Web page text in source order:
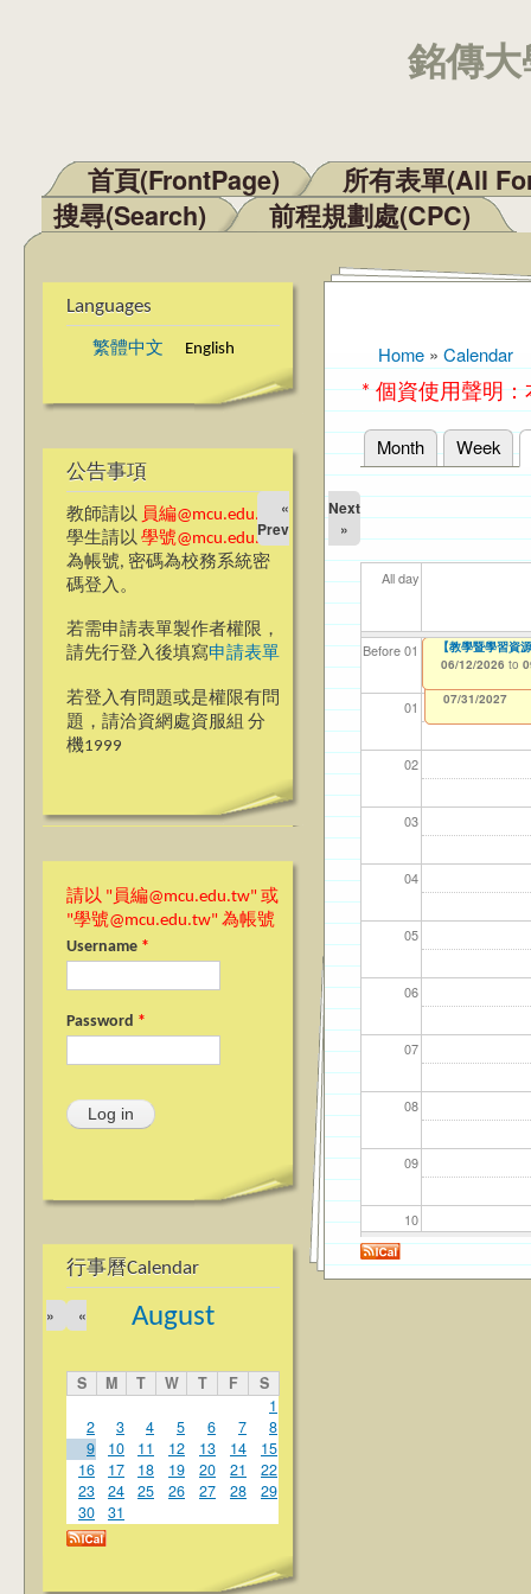
銘傳
Main menu
首頁(FrontPage)
所有表單(All
搜尋(Search)
前程規劃處(CPC)
Languages
繁體中文 English
公告事項
教師請以 員編@mcu.edu.tw
學生請以 學號@mcu.edu.tw
為帳號, 密碼為校務系統密
碼登入。
若需申請表單製作者權限，
請先行登入後填寫申請表單
若登入有問題或是權限有問
題，請洽資網處資服組 分
機1999
請以 "員編@mcu.edu.tw" 或
"學號@mcu.edu.tw" 為帳號
Username *
Password *
行事曆Calendar
August
«
»
S M T W T F
S
1
2
3 4 5 6 7
8
9
10 11 12 13 14
15
16
17 18 19 20 21
22
23
24 25 26 27 28
29
30
31
You are here
Home » Calendar
* 個資使用聲明
Primary tabs
Month Week
«
Prev
Next
»
All day
Before 01
01
02
03
04
05
06
07
08
09
10
11
【資網處】
整合系統～表單
12/31/2027
【財務處】工讀
11/12/2021 to
【財務處】漏打
錄
07/31/2027
114
04/
114
02/
【學
07/
教務
11/
商品
11/
【教學暨學習資
06/12/2026 to
【教學暨學習資
06/12/2026 to